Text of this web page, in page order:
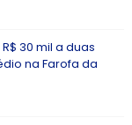
30 mil a duas
na Farofa da